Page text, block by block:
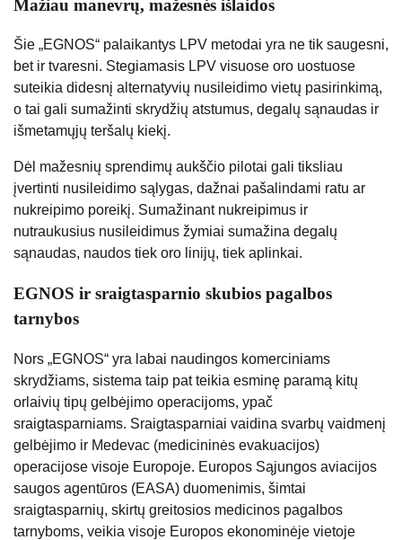
Mažiau manevrų, mažesnės išlaidos
Šie „EGNOS“ palaikantys LPV metodai yra ne tik saugesni,
bet ir tvaresni. Stegiamasis LPV visuose oro uostuose
suteikia didesnį alternatyvių nusileidimo vietų pasirinkimą,
o tai gali sumažinti skrydžių atstumus, degalų sąnaudas ir
išmetamųjų teršalų kiekį.
Dėl mažesnių sprendimų aukščio pilotai gali tiksliau
įvertinti nusileidimo sąlygas, dažnai pašalindami ratu ar
nukreipimo poreikį. Sumažinant nukreipimus ir
nutraukusius nusileidimus žymiai sumažina degalų
sąnaudas, naudos tiek oro linijų, tiek aplinkai.
EGNOS ir sraigtasparnio skubios pagalbos
tarnybos
Nors „EGNOS“ yra labai naudingos komerciniams
skrydžiams, sistema taip pat teikia esminę paramą kitų
orlaivių tipų gelbėjimo operacijoms, ypač
sraigtasparniams. Sraigtasparniai vaidina svarbų vaidmenį
gelbėjimo ir Medevac (medicininės evakuacijos)
operacijose visoje Europoje. Europos Sąjungos aviacijos
saugos agentūros (EASA) duomenimis, šimtai
sraigtasparnių, skirtų greitosios medicinos pagalbos
tarnyboms, veikia visoje Europos ekonominėje vietoje